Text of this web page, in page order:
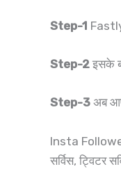
Step-1
Step-2 इसके
Step-3 अब
Insta
सर्विस, ट्विटर